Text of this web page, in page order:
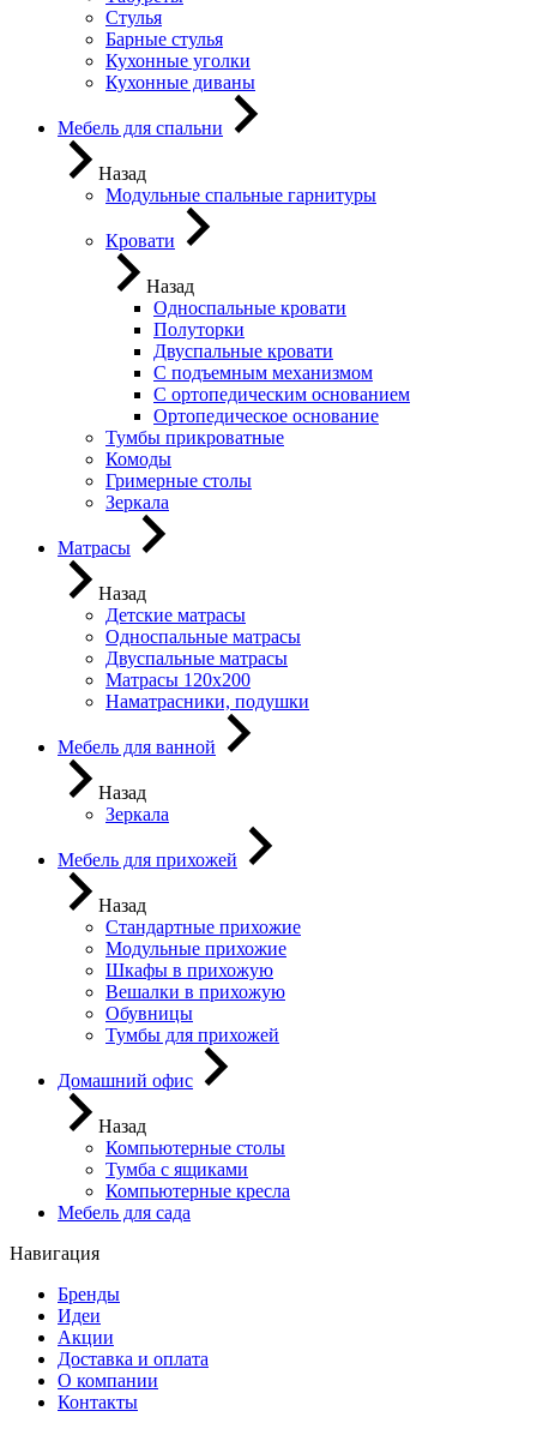
Стулья
Барные стулья
Кухонные уголки
Кухонные диваны
Мебель для спальни
Назад
Модульные спальные гарнитуры
Кровати
Назад
Односпальные кровати
Полуторки
Двуспальные кровати
С подъемным механизмом
С ортопедическим основанием
Ортопедическое основание
Тумбы прикроватные
Комоды
Гримерные столы
Зеркала
Матрасы
Назад
Детские матрасы
Односпальные матрасы
Двуспальные матрасы
Матрасы 120х200
Наматрасники, подушки
Мебель для ванной
Назад
Зеркала
Мебель для прихожей
Назад
Стандартные прихожие
Модульные прихожие
Шкафы в прихожую
Вешалки в прихожую
Обувницы
Тумбы для прихожей
Домашний офис
Назад
Компьютерные столы
Тумба с ящиками
Компьютерные кресла
Мебель для сада
Навигация
Бренды
Идеи
Акции
Доставка и оплата
О компании
Контакты